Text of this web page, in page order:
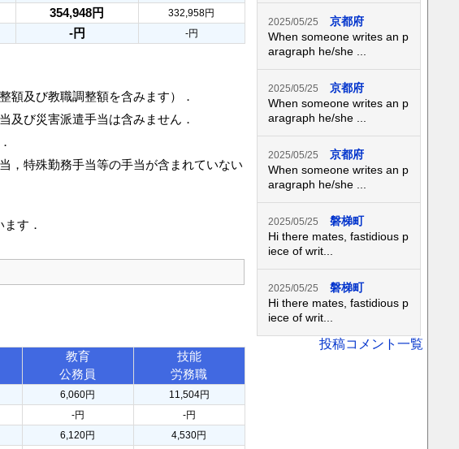
354,948円
332,958円
-円 -円
額及び教職調整額を含みます）．
及び災害派遣手当は含みません．
，特殊勤務手当等の手当が含まれていない
す．
教育
公務員
技能
労務職
6,060円
11,504円
-円
-円
6,120円
4,530円
2025/05/25
京都府
When someone writes an p
aragraph he/she ...
2025/05/25
京都府
When someone writes an p
aragraph he/she ...
2025/05/25
京都府
When someone writes an p
aragraph he/she ...
2025/05/25
磐梯町
Hi there mates, fastidious p
iece of writ...
2025/05/25
磐梯町
Hi there mates, fastidious p
iece of writ...
投稿コメント一覧